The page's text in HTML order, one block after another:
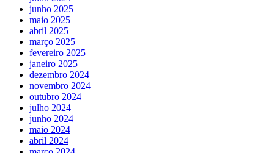
junho 2025
maio 2025
abril 2025
março 2025
fevereiro 2025
janeiro 2025
dezembro 2024
novembro 2024
outubro 2024
julho 2024
junho 2024
maio 2024
abril 2024